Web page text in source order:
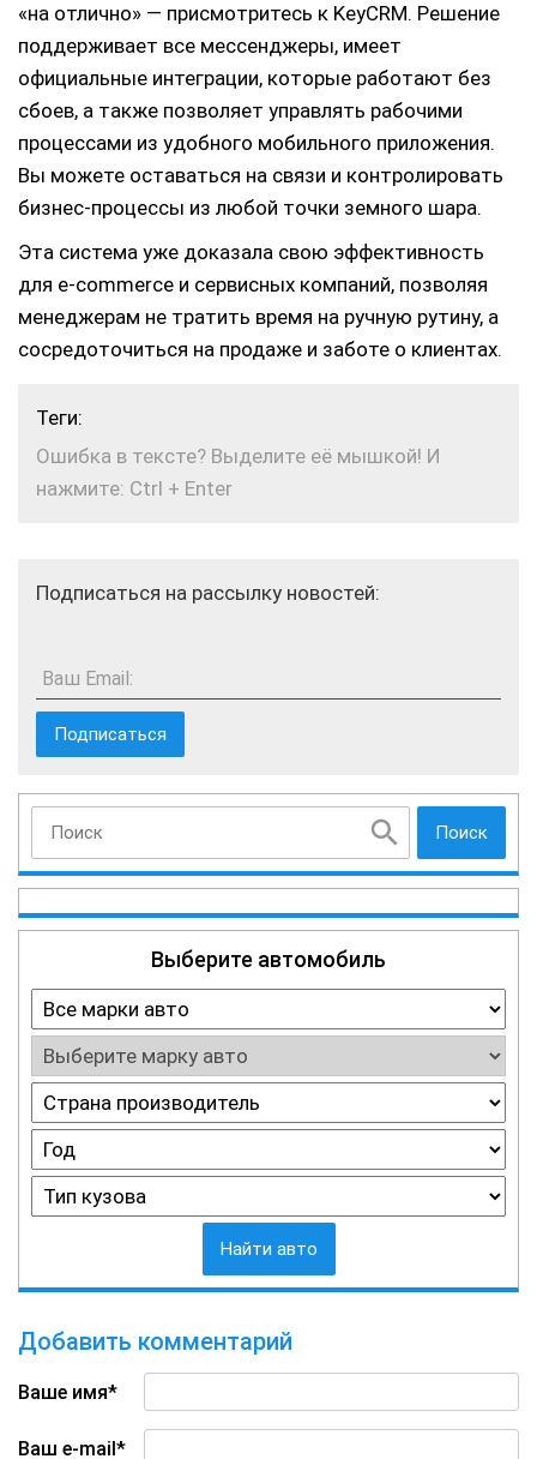
Поиск
Выберите автомобиль
Найти авто
«на отлично» — присмотритесь к KeyCRM. Решение
поддерживает все мессенджеры, имеет
официальные интеграции, которые работают без
сбоев, а также позволяет управлять рабочими
процессами из удобного мобильного приложения.
Вы можете оставаться на связи и контролировать
бизнес-процессы из любой точки земного шара.
Эта система уже доказала свою эффективность
для e-commerce и сервисных компаний, позволяя
менеджерам не тратить время на ручную рутину, а
сосредоточиться на продаже и заботе о клиентах.
Теги:
Ошибка в тексте? Выделите её мышкой! И
нажмите: Ctrl + Enter
Подписаться на рассылку новостей:
Ваш Email:
Добавить комментарий
Ваше имя*
Ваш e-mail*